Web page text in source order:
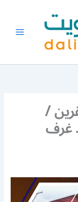
/
غرف